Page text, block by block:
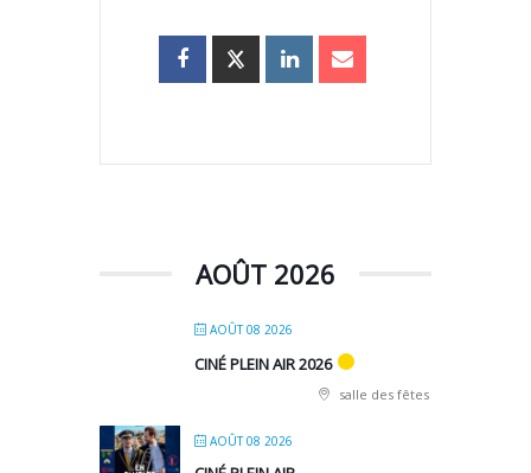
AOÛT 2026
AOÛT 08 2026
CINÉ PLEIN AIR 2026
salle des fêtes
AOÛT 08 2026